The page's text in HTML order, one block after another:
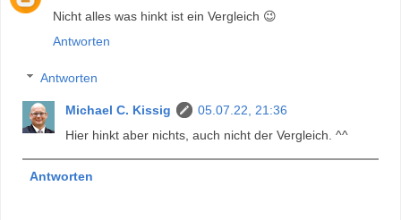
Nicht alles was hinkt ist ein Vergleich 😉
Antworten
Antworten
Michael C. Kissig
05.07.22, 21:36
Hier hinkt aber nichts, auch nicht der Vergleich. ^^
Antworten